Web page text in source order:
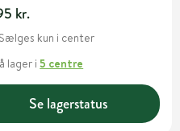
kr.
Sælges kun i center
lageri5 centre
Se lagerstatus